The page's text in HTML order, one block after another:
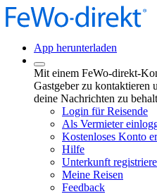
App herunterladen
Mit einem FeWo-direkt-
Gastgeber zu kontaktieren
deine Nachrichten zu
Login für Reisende
Als Vermieter
Kostenloses Konto
Hilfe
Unterkunft
Meine Reisen
Feedback